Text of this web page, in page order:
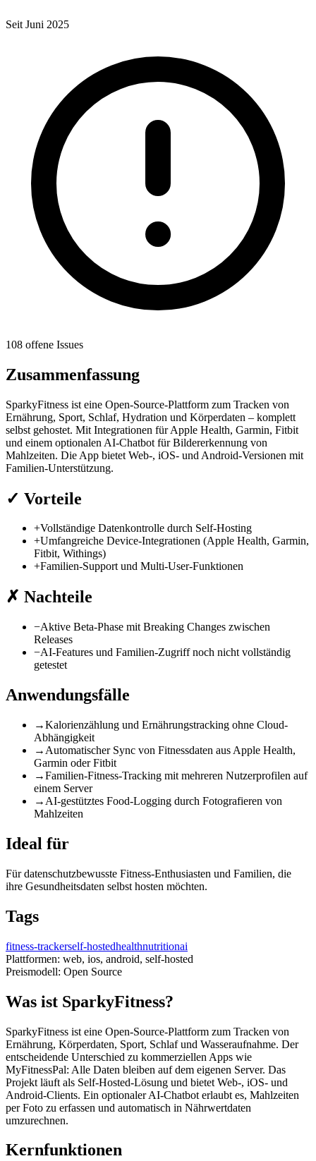
Seit Juni 2025
108 offene Issues
Zusammenfassung
SparkyFitness ist eine Open-Source-Plattform zum Tracken von
Ernährung, Sport, Schlaf, Hydration und Körperdaten – komplett
selbst gehostet. Mit Integrationen für Apple Health, Garmin, Fitbit
und einem optionalen AI-Chatbot für Bildererkennung von
Mahlzeiten. Die App bietet Web-, iOS- und Android-Versionen mit
Familien-Unterstützung.
✓ Vorteile
+Vollständige Datenkontrolle durch Self-Hosting
+Umfangreiche Device-Integrationen (Apple Health, Garmin,
Fitbit, Withings)
+Familien-Support und Multi-User-Funktionen
✗ Nachteile
−Aktive Beta-Phase mit Breaking Changes zwischen
Releases
−AI-Features und Familien-Zugriff noch nicht vollständig
getestet
Anwendungsfälle
→Kalorienzählung und Ernährungstracking ohne Cloud-
Abhängigkeit
→ Automatischer Sync von Fitnessdaten aus Apple Health,
Garmin oder Fitbit
→Familien-Fitness-Tracking mit mehreren Nutzerprofilen auf
einem Server
→ AI-gestütztes Food-Logging durch Fotografieren von
Mahlzeiten
Ideal für
Für datenschutzbewusste Fitness-Enthusiasten und Familien, die
ihre Gesundheitsdaten selbst hosten möchten.
Tags
fitness-trackerself-hostedhealthnutritionai
Plattformen: web, ios, android, self-hosted
Preismodell: Open Source
Was ist SparkyFitness?
SparkyFitness ist eine Open-Source-Plattform zum Tracken von
Ernährung, Körperdaten, Sport, Schlaf und Wasseraufnahme. Der
entscheidende Unterschied zu kommerziellen Apps wie
MyFitnessPal: Alle Daten bleiben auf dem eigenen Server. Das
Projekt läuft als Self-Hosted-Lösung und bietet Web-, iOS- und
Android-Clients. Ein optionaler AI-Chatbot erlaubt es, Mahlzeiten
per Foto zu erfassen und automatisch in Nährwertdaten
umzurechnen.
Kernfunktionen